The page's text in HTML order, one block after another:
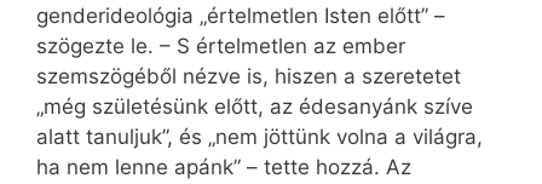
genderideológia „értelmetlen Isten előtt” –
szögezte le. – S értelmetlen az ember
szemszögéből nézve is, hiszen a szeretetet
„még születésünk előtt, az édesanyánk szíve
alatt tanuljuk”, és „nem jöttünk volna a világra,
ha nem lenne apánk” – tette hozzá. Az